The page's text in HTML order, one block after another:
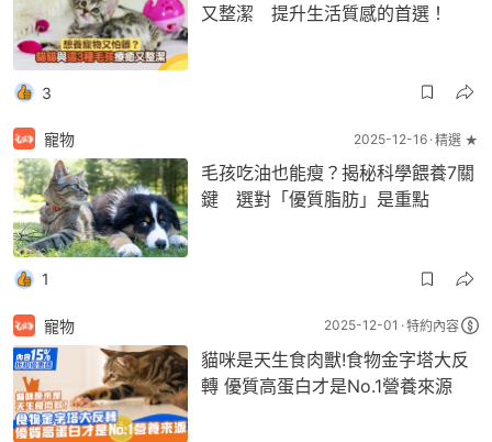
又整潔 提升生活質感的首選！
3
寵物 2025-12-16 精選 ★
毛孩吃油也能瘦？揭秘科學餵養7關
鍵 選對「優質脂肪」是重點
1
寵物 2025-12-01 特約內容
貓咪是天生食肉獸!食物金字塔大反
轉 優質高蛋白才是No.1營養來源